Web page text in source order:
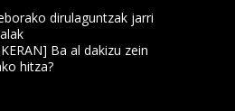
dirulaguntzak jarri
Ba al dakizu zein
hitza?